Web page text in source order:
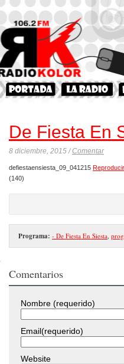
De Fiesta En
8 diciembre, 2015 /Comentar
defiestaensiesta_09_041215
(140)
Programa: - De Fiesta En Siesta,
Comentarios
Nombre (requerido)
Email(requerido)
Website